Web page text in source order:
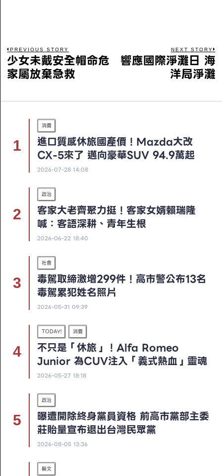
PREVIOUS STORY
少女未戴安全帽命危
家屬放棄急救
NEXT STORY
響應國際淨灘日 海
洋局淨灘
消費
進口質感休旅國產價！Mazda大改
CX-5來了 邁向豪華SUV 94.9萬起
2026-07-28 14:08
政治
客家大老齊聚力挺！客家女婿賴瑞隆
喊：客語深耕、青年生根
2026-06-22 18:40
社會
毒駕取締激增299件！高市警公布13名
毒駕累犯姓名照片
2026-05-31 09:39
TODAY! 消費
不只是「休旅」！Alfa Romeo
Junior 為CUV注入「義式熱血」靈魂
2026-05-27 18:18
政治
曝遭開除終身黨員資格 前高市黨部主委
莊貽量宣布退出台灣民眾黨
2026-08-05 13:36
藝文